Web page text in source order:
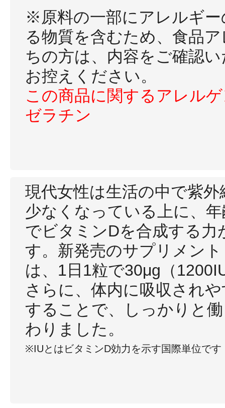
※原料の一部にアレルギ
る物質を含むため、食品
ちの方は、内容をご確認
お控えください。
この商品に関するアレル
ゼラチン
現代女性は生活の中で紫
少なくなっている上に、
でビタミンDを合成する力
す。新発売のサプリメン
は、1日1粒で30μg（
さらに、体内に吸収され
することで、しっかりと
わりました。
※IUとはビタミンD効力を示す国際単位です